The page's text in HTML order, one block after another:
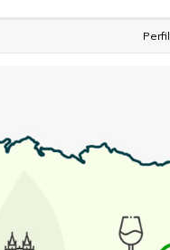
Perfil